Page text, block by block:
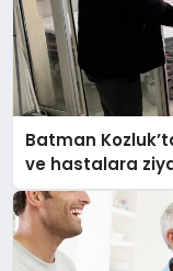
Batman
ve hastalara